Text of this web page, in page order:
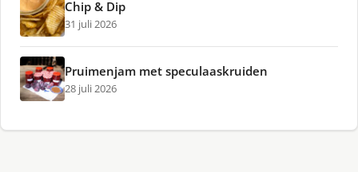
Chip & Dip
31 juli 2026
Pruimenjam met speculaaskruiden
28 juli 2026